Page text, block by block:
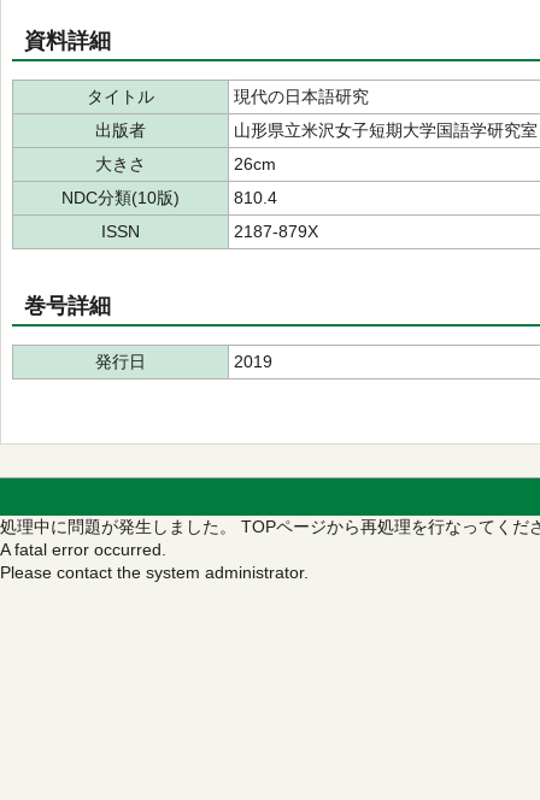
資料詳細
タイトル
現代の日本語研究
出版者
山形県立米沢女子短期大学国語学研究室
大きさ
26cm
NDC分類(10版)
810.4
ISSN
2187-879X
巻号詳細
発行日 2019
処理中に問題が発生しました。 TOPページから再処理を行なってくだ
A fatal error occurred.
Please contact the system administrator.